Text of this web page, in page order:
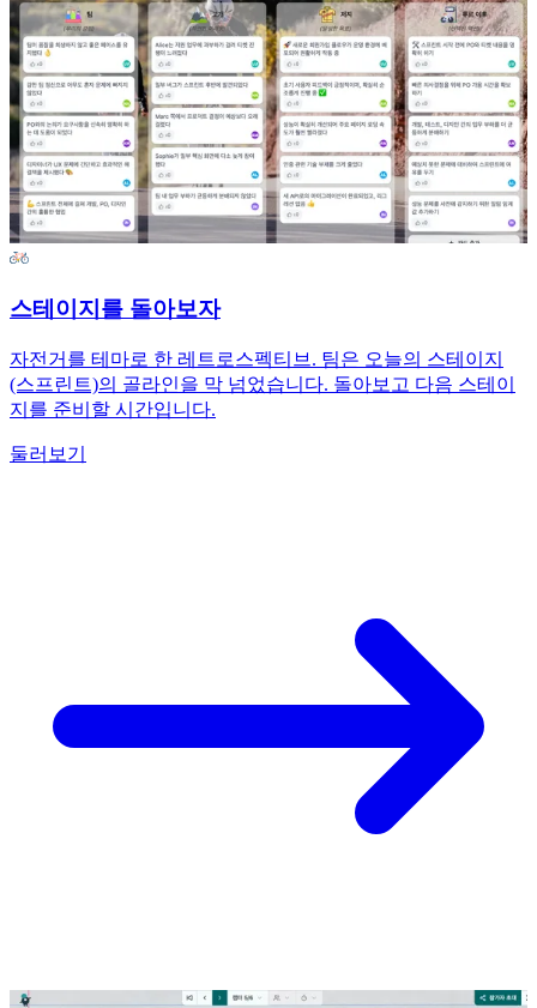
스테이지를 돌아보자
자전거를 테마로 한 레트로스펙티브. 팀은 오늘의 스테이지
(스프린트)의 골라인을 막 넘었습니다. 돌아보고 다음 스테이
지를 준비할 시간입니다.
둘러보기